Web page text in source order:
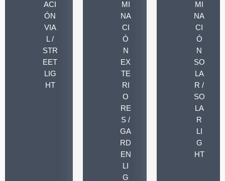
ACI
ÓN
VIA
L /
STR
EET
LIG
HT
MI
NA
CI
Ó
N
EX
TE
RI
O
RE
S /
GA
RD
EN
LI
G
MI
NA
CI
Ó
N
SO
LA
R /
SO
LA
R
LI
G
HT